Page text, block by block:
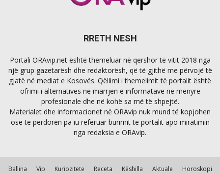
RRETH NESH
Portali ORAvip.net është themeluar në qershor të vitit 2018 nga
një grup gazetarësh dhe redaktorësh, që të gjithë me përvojë të
gjatë në mediat e Kosovës. Qëllimi i themelimit të portalit është
ofrimi i alternativës në marrjen e informatave në mënyrë
profesionale dhe në kohë sa më të shpejtë.
Materialet dhe informacionet në ORAvip nuk mund të kopjohen
ose të përdoren pa iu referuar burimit të portalit apo miratimin
nga redaksia e ORAvip.
Ballina Vip Kuriozitete Receta Këshilla Aktuale Horoskopi